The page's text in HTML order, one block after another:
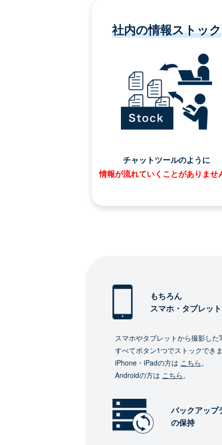
社内の情報ストック
チャットツールのように
情報が流れていくことがありませ
もちろん
スマホ・タブレッ
スマホやタブレットから撮影した
すべてボタン1つでストックでき
iPhone・iPadの方は こちら。
Androidの方は こちら。
バックアップ
の保持